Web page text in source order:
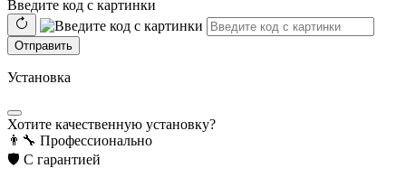
Введите код с картинки
Отправить
Установка
Хотите качественную установку?
👨‍🔧 Профессионально
🛡️ С гарантией